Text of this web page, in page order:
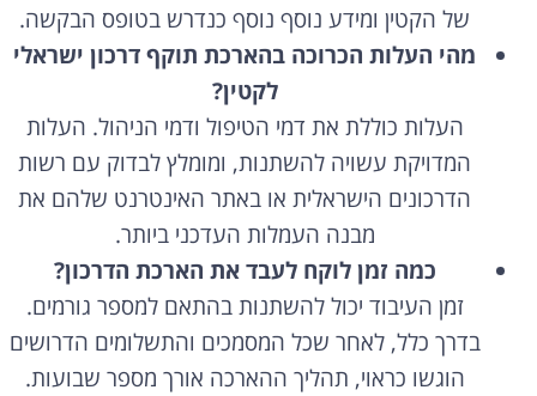
של הקטין ומידע נוסף נוסף כנדרש בטופס הבקשה.
מהי העלות הכרוכה בהארכת תוקף דרכון ישראלי
לקטין?
העלות כוללת את דמי הטיפול ודמי הניהול. העלות
המדויקת עשויה להשתנות, ומומלץ לבדוק עם רשות
הדרכונים הישראלית או באתר האינטרנט שלהם את
מבנה העמלות העדכני ביותר.
כמה זמן לוקח לעבד את הארכת הדרכון?
זמן העיבוד יכול להשתנות בהתאם למספר גורמים.
בדרך כלל, לאחר שכל המסמכים והתשלומים הדרושים
הוגשו כראוי, תהליך ההארכה אורך מספר שבועות.